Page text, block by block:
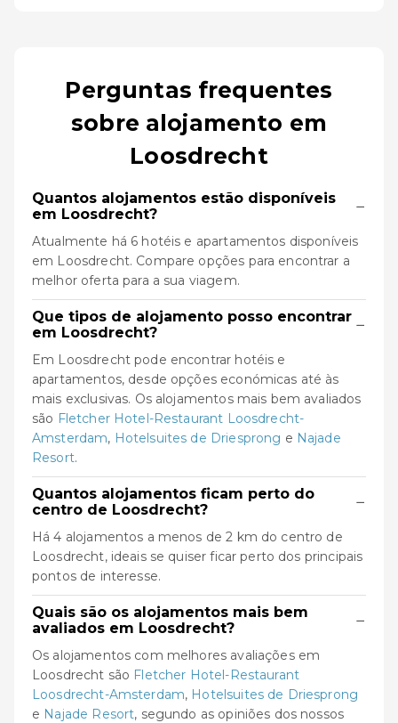
Perguntas frequentes
sobre alojamento em
Loosdrecht
Quantos alojamentos estão disponíveis
em Loosdrecht?
−
Atualmente há 6 hotéis e apartamentos disponíveis
em Loosdrecht. Compare opções para encontrar a
melhor oferta para a sua viagem.
Que tipos de alojamento posso encontrar
em Loosdrecht?
−
Em Loosdrecht pode encontrar hotéis e
apartamentos, desde opções económicas até às
mais exclusivas. Os alojamentos mais bem avaliados
são Fletcher Hotel-Restaurant Loosdrecht-
Amsterdam, Hotelsuites de Driesprong e Najade
Resort.
Quantos alojamentos ficam perto do
centro de Loosdrecht?
−
Há 4 alojamentos a menos de 2 km do centro de
Loosdrecht, ideais se quiser ficar perto dos principais
pontos de interesse.
Quais são os alojamentos mais bem
avaliados em Loosdrecht?
−
Os alojamentos com melhores avaliações em
Loosdrecht são Fletcher Hotel-Restaurant
Loosdrecht-Amsterdam, Hotelsuites de Driesprong
e Najade Resort, segundo as opiniões dos nossos